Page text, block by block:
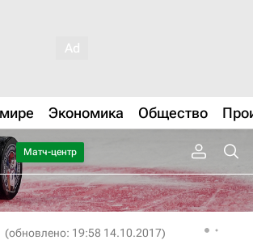
Экономика Общество
Матч-центр
(обновлено: 19:58 14.10.2017)